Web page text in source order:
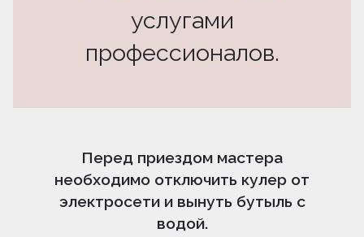
услугами
профессионалов.
Перед приездом мастера
необходимо отключить кулер от
электросети и вынуть бутыль с
водой.